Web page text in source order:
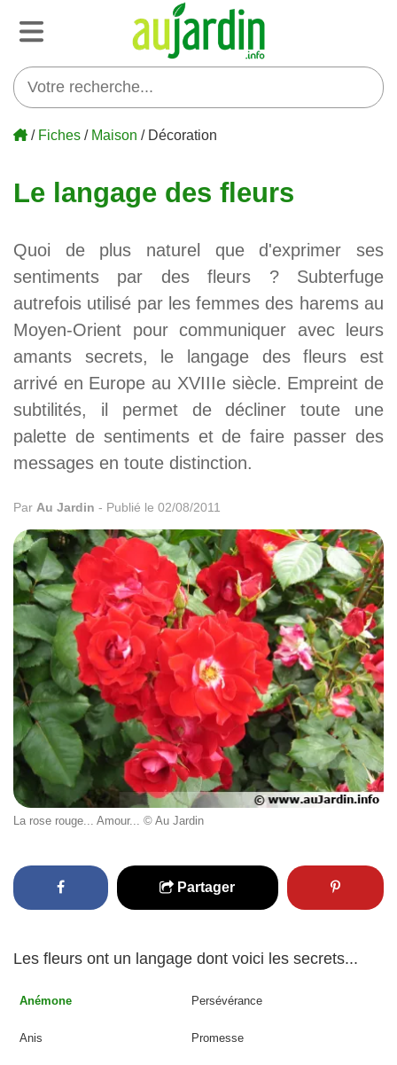
/ Fiches / Maison / Décoration
Le langage des fleurs
Quoi de plus naturel que d'exprimer ses
sentiments par des fleurs ? Subterfuge
autrefois utilisé par les femmes des harems au
Moyen-Orient pour communiquer avec leurs
amants secrets, le langage des fleurs est
arrivé en Europe au XVIIIe siècle. Empreint de
subtilités, il permet de décliner toute une
palette de sentiments et de faire passer des
messages en toute distinction.
Par Au Jardin - Publié le 02/08/2011
La rose rouge... Amour... © Au Jardin
Partager
Les fleurs ont un langage dont voici les secrets...
Anémone Persévérance
Anis Promesse